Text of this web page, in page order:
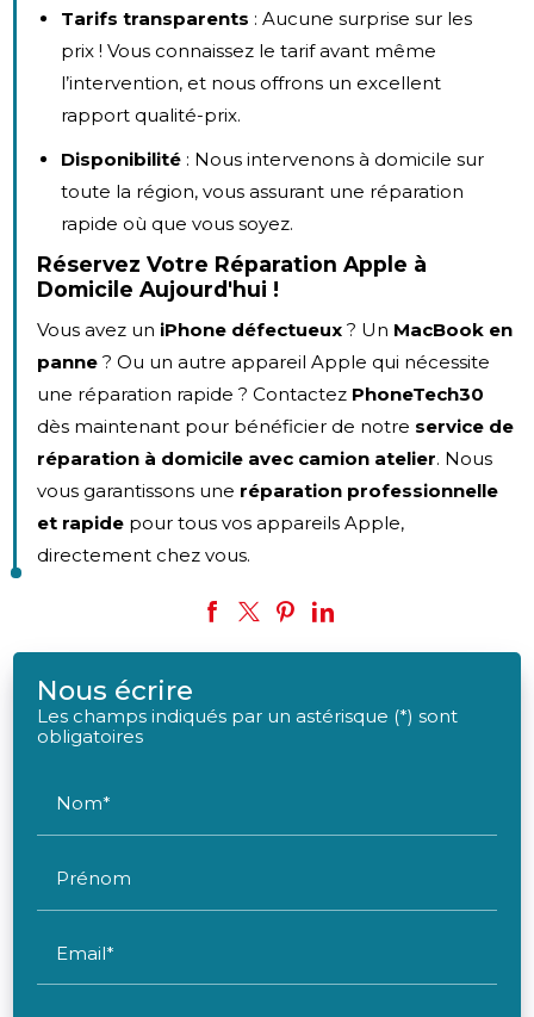
Tarifs transparents : Aucune surprise sur les
prix ! Vous connaissez le tarif avant même
l’intervention, et nous offrons un excellent
rapport qualité-prix.
Disponibilité : Nous intervenons à domicile sur
toute la région, vous assurant une réparation
rapide où que vous soyez.
Réservez Votre Réparation Apple à
Domicile Aujourd'hui !
Vous avez un iPhone défectueux ? Un MacBook en
panne ? Ou un autre appareil Apple qui nécessite
une réparation rapide ? Contactez PhoneTech30
dès maintenant pour bénéficier de notre service de
réparation à domicile avec camion atelier. Nous
vous garantissons une réparation professionnelle
et rapide pour tous vos appareils Apple,
directement chez vous.
Nous écrire
Les champs indiqués par un astérisque (*) sont
obligatoires
Nom*
Prénom
Email*